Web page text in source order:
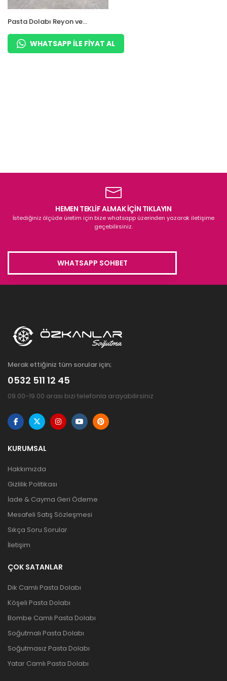
Pasta Dolabı Reyon ve
WHATSAPP ILE FIYAT AL
HEMEN TEKLİF ALMAK İÇİN TIKLAYIN
İstediğiniz ölçüde üretim için bize whatsapp üzerinden yazarak iletişime
geçebilirsiniz.
WHATSAPP SOHBET
Merak ettiğiniz tüm sorular için;
0532 511 12 45
09.00-19.00 arası bizi telefonla arayabilirsiniz
KURUMSAL
Hakkımızda
Gizlilik Politikası
İade & Cayma Geri Ödeme
Mesafeli Satış Sözleşmesi
Sıkça Soru Sorular
İletişim
ÇOK SATANLAR
Dik Camlı Pasta Dolabı
Köşeli Pasta Dolabı
Bombe Camlı Pasta Dolabı
Soğutmalı Pasta Dolabı
Soğutmasız Pasta Dolabı
Yatar Camlı Pasta Dolabı